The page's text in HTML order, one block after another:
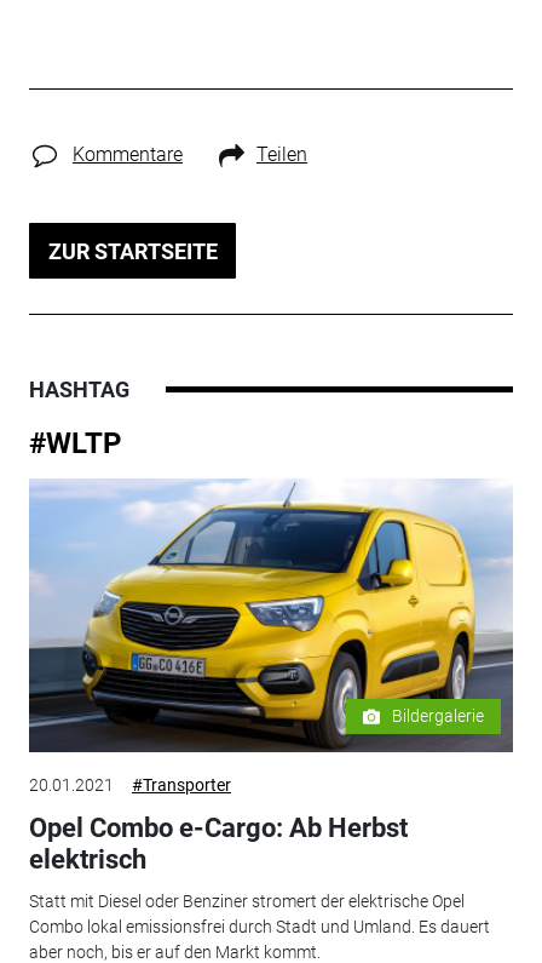
Kommentare Teilen
ZUR STARTSEITE
HASHTAG
#WLTP
Bildergalerie
20.01.2021 #Transporter
Opel Combo e-Cargo: Ab Herbst
elektrisch
Statt mit Diesel oder Benziner stromert der elektrische Opel
Combo lokal emissionsfrei durch Stadt und Umland. Es dauert
aber noch, bis er auf den Markt kommt.